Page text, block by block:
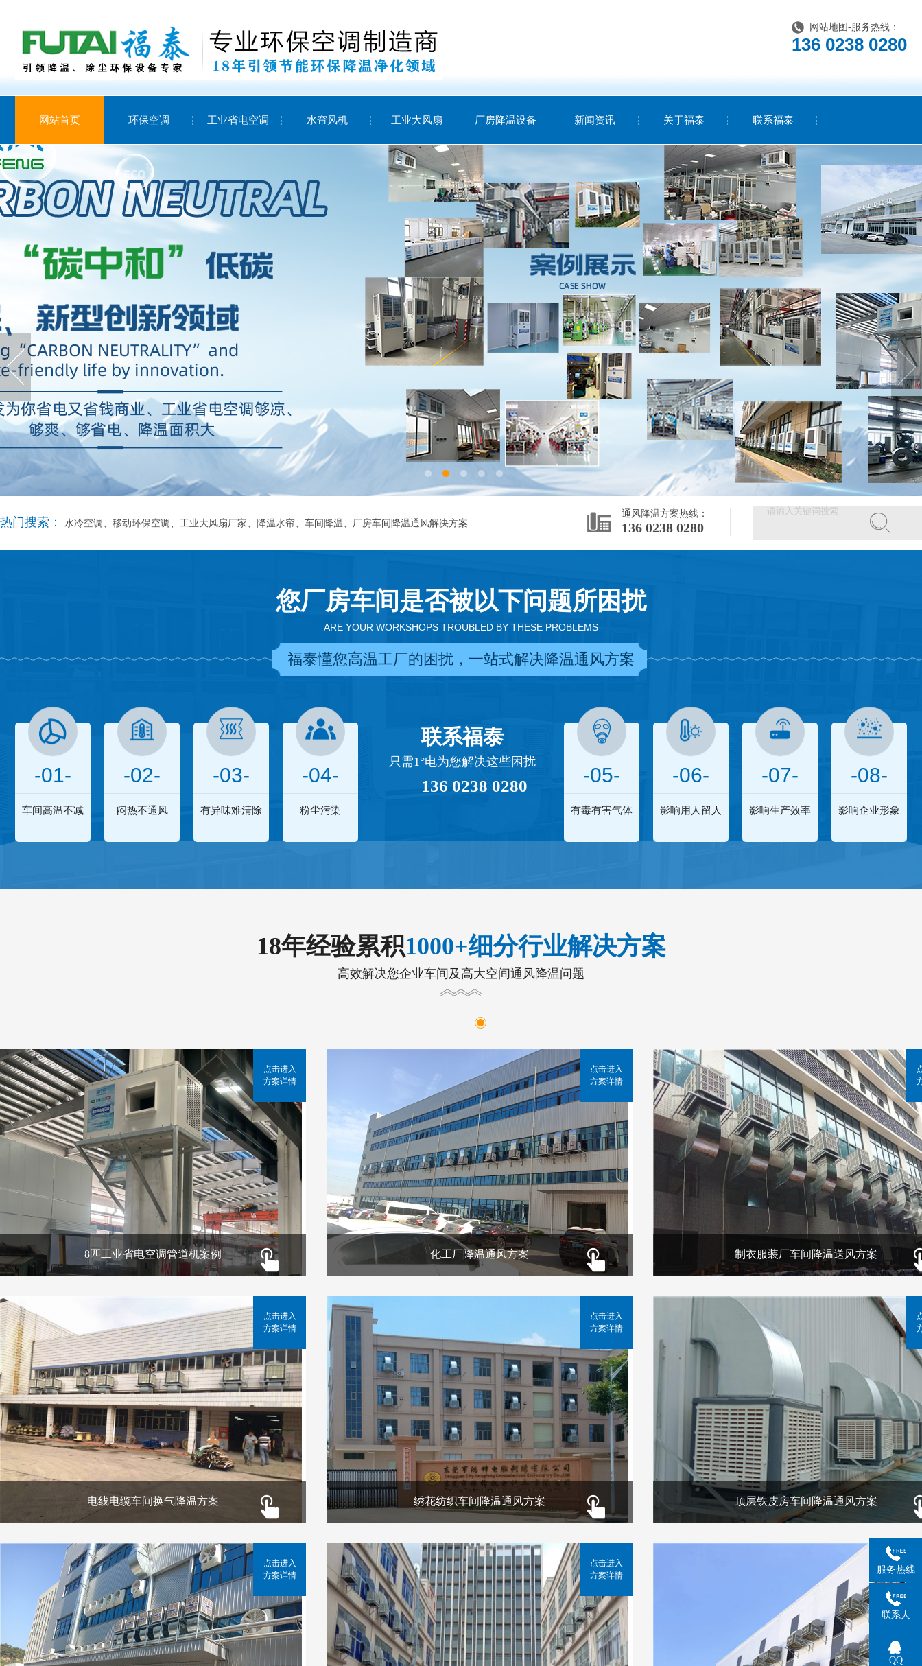
网站地图 -服务热线：
136 0238 0280
网站首页 环保空调 工业省电空调 水帘风机 工业大风扇 厂房降温设备 新闻资讯 关于福泰 联系福泰
热门搜索： 水冷空调、移动环保空调、工业大风扇厂家、降温水帘、车间降温、厂房车间降温通风解决方案
通风降温方案热线：
136 0238 0280
您厂房车间是否被以下问题所困扰
ARE YOUR WORKSHOPS TROUBLED BY THESE PROBLEMS
福泰懂您高温工厂的困扰，一站式解决降温通风方案
-01-
车间高温不减
-02-
闷热不通风
-03-
有异味难清除
-04-
粉尘污染
联系福泰
只需1°电为您解决这些困扰
136 0238 0280 -05-
有毒有害气体
-06-
影响用人留人
-07-
影响生产效率
-08-
影响企业形象
18年经验累积1000+细分行业解决方案
高效解决您企业车间及高大空间通风降温问题
8匹工业省电空调管道机案例
点击进入
方案详情
化工厂降温通风方案
点击进入
方案详情
制衣服装厂车间降温送风方案
电线电缆车间换气降温方案
点击进入
方案详情
绣花纺织车间降温通风方案
点击进入
方案详情
顶层铁皮房车间降温通风方案
点击进入
方案详情
点击进入
方案详情
服务热线
联系人
QQ